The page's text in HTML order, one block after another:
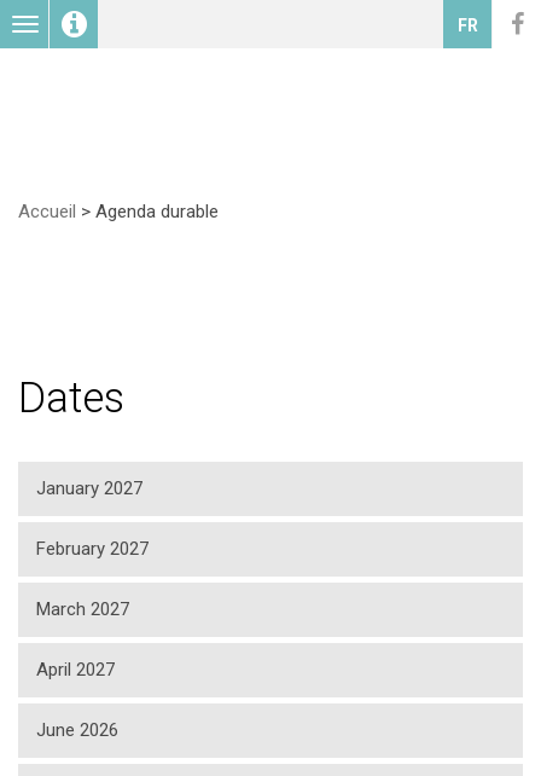
Toggle
navigation
FR
Accueil > Agenda durable
Dates
January 2027
February 2027
March 2027
April 2027
June 2026